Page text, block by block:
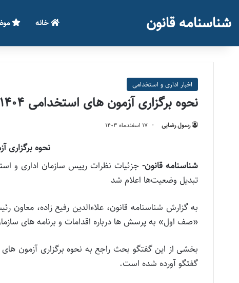
شناسنامه قانون خانه
اخبار اداری و استخدامی
نحوه برگزاری آزمون های استخدامی ۱۴۰۴ و تبدیل وضعیت‌ها
رسول رضایی ۱۷ اسفند‌ماه ۱۴۰۳
نحوه برگزاری
شناسنامه قانون-
تبدیل وضعیت‌ها اعلام شد
به گزارش شناسنامه قانون، علاءالدین رفیع زاده،
«صف اول» به پرسش ها درباره اقدامات و برنامه های
گفتگو آورده شده است.